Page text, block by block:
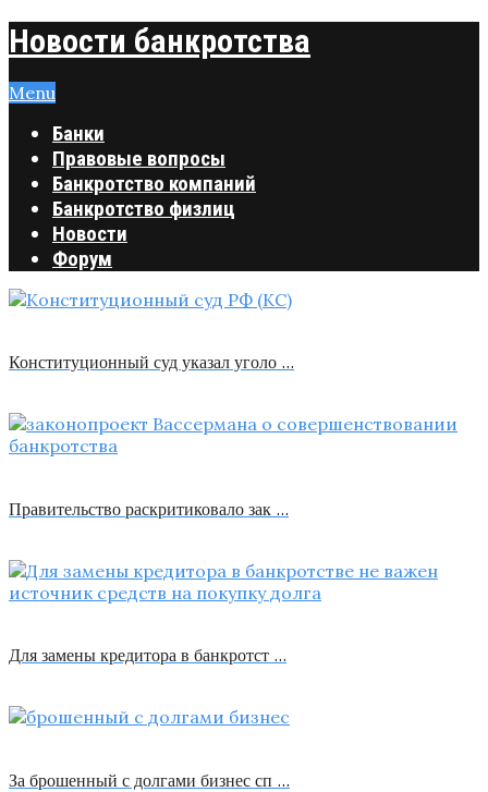
Новости банкротства
Menu
Банки
Правовые вопросы
Банкротство компаний
Банкротство физлиц
Новости
Форум
Конституционный суд указал уголо …
Правительство раскритиковало зак …
Для замены кредитора в банкротст …
За брошенный с долгами бизнес сп …